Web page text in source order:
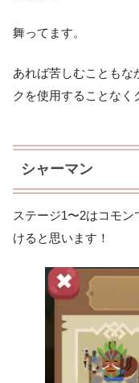
舞ってます。
あれば苦しむこともな
クを使用することなく
シャーマン
ステージ1〜2はコモ
けると思います！